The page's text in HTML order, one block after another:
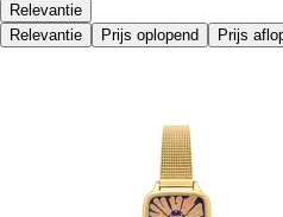
Relevantie
Relevantie
Prijs oplopend Prijs